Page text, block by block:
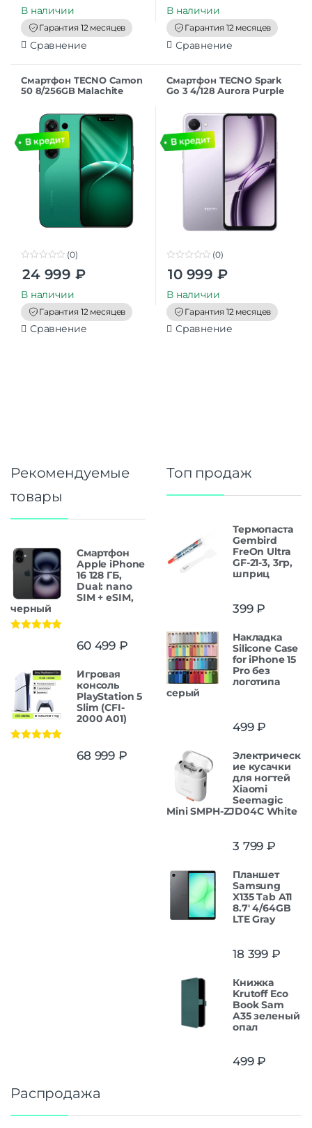
t
o
f
5
В наличии
Гарантия 12 месяцев
Сравнение
t
o
f
5
В наличии
Гарантия 12 месяцев
Сравнение
Смартфон TECNO Camon
50 8/256GB Malachite
o
t
o
f
5
(0)
24 999 ₽
В наличии
Гарантия 12 месяцев
Сравнение
Смартфон TECNO Spark
Go 3 4/128 Aurora Purple
t
o
f
5
(0)
10 999 ₽
В наличии
Гарантия 12 месяцев
Сравнение
Рекомендуемые
товары
Смартфон
Apple iPhone
16 128 ГБ,
Dual: nano
SIM + eSIM,
черный
60 499 ₽
Игровая
консоль
PlayStation 5
Slim (CFI-
2000 A01)
68 999 ₽
Топ продаж
Термопаста
Gembird
FreOn Ultra
GF-21-3, 3гр,
шприц
399₽
Накладка
Silicone Case
for iPhone 15
Pro без
логотипа
серый
499₽
Электрическ
ие кусачки
для ногтей
Xiaomi
Seemagic
Mini SMPH-ZJD04C White
3 799 ₽
Планшет
Samsung
X135 Tab A11
8.7' 4/64GB
LTE Gray
18 399 ₽
Книжка
Krutoff Eco
Book Sam
A35 зеленый
опал
499₽
Распродажа